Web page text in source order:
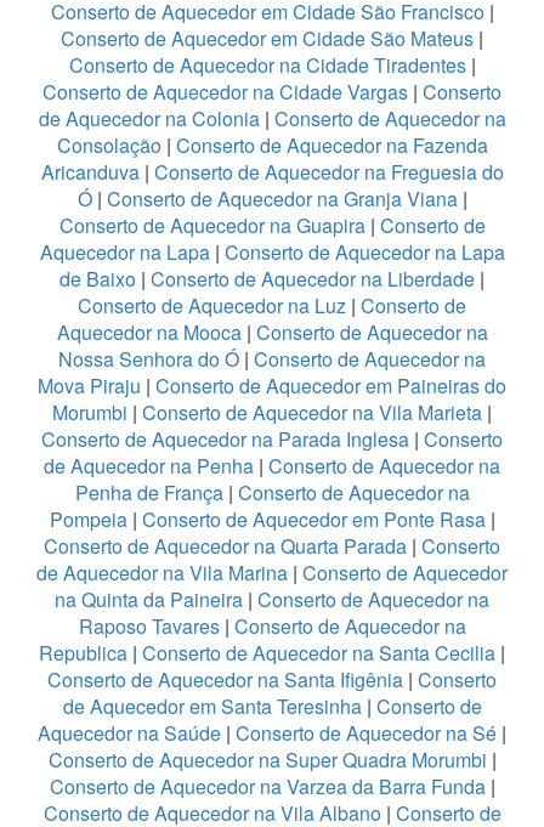
Conserto de Aquecedor em Cidade São Francisco |
Conserto de Aquecedor em Cidade São Mateus |
Conserto de Aquecedor na Cidade Tiradentes|
Conserto de Aquecedor na Cidade Vargas | Conserto
de Aquecedor na Colonia| Conserto de Aquecedor na
Consolação | Conserto de Aquecedor na Fazenda
Aricanduva| Conserto de Aquecedor na Freguesia do
Ó| Conserto de Aquecedor na Granja Viana|
Conserto de Aquecedor na Guapira| Conserto de
Aquecedor na Lapa| Conserto de Aquecedor na Lapa
de Baixo | Conserto de Aquecedor na Liberdade |
Conserto de Aquecedor na Luz | Conserto de
Aquecedor na Mooca| Conserto de Aquecedor na
Nossa Senhora do Ó | Conserto de Aquecedor na
Mova Piraju | Conserto de Aquecedor em Paineiras do
Morumbi | Conserto de Aquecedor na Vila Marieta |
Conserto de Aquecedor na Parada Inglesa | Conserto
de Aquecedor na Penha | Conserto de Aquecedor na
Penha de França | Conserto de Aquecedor na
Pompeia| Conserto de Aquecedor em Ponte Rasa|
Conserto de Aquecedor na Quarta Parada | Conserto
de Aquecedor na Vila Marina | Conserto de Aquecedor
na Quinta da Paineira | Conserto de Aquecedor na
Raposo Tavares| Conserto de Aquecedor na
Republica | Conserto de Aquecedor na Santa Cecilia |
Conserto de Aquecedor na Santa Ifigênia | Conserto
de Aquecedor em Santa Teresinha| Conserto de
Aquecedor na Saúde | Conserto de Aquecedor na Sé |
Conserto de Aquecedor na Super Quadra Morumbi |
Conserto de Aquecedor na Varzea da Barra Funda|
Conserto de Aquecedor na Vila Albano| Conserto de